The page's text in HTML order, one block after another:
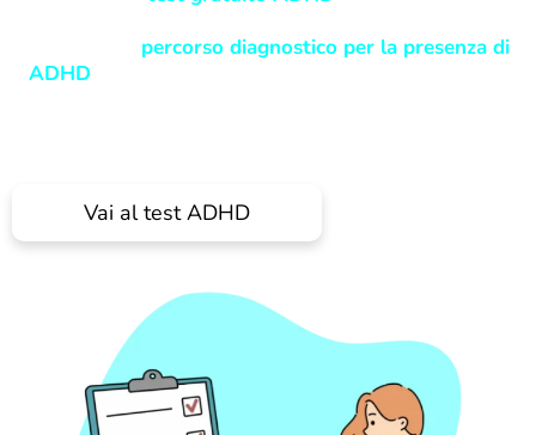
percorso diagnostico per la presenza di
ADHD
Vai al test ADHD